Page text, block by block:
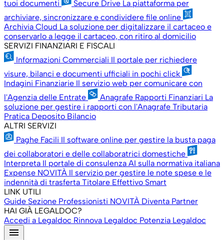
tuoi documenti
Secure Drive La piattaforma per
archiviare, sincronizzare e condividere file online
Archivia Cloud La soluzione per digitalizzare il cartaceo e
conservarlo a legge il cartaceo, con ritiro al domicilio
SERVIZI FINANZIARI E FISCALI
Informazioni Commerciali Il portale per richiedere
visure, bilanci e documenti ufficiali in pochi click
Indagini Finanziarie Il servizio web per comunicare con
l'Agenzia delle Entrate
Anagrafe Rapporti Finanziari La
soluzione per gestire i rapporti con l'Anagrafe Tributaria
Pratica Deposito Bilancio
ALTRI SERVIZI
Paghe Facili Il software online per gestire la busta paga
dei collaboratori e delle collaboratrici domestiche
Interpreta Il portale di consulenza AI sulla normativa italiana
Expense NOVITÀ Il servizio per gestire le note spese e le
indennità di trasferta Titolare Effettivo Smart
LINK UTILI
Guide Sezione Professionisti NOVITÀ Diventa Partner
HAI GIÀ LEGALDOC?
Accedi a Legaldoc Rinnova Legaldoc Potenzia Legaldoc
menu